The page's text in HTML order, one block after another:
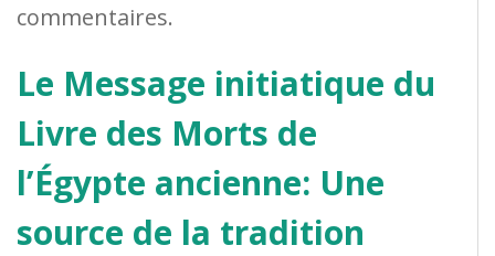
commentaires.
Le Message initiatique du
Livre des Morts de
l’Égypte ancienne: Une
source de la tradition